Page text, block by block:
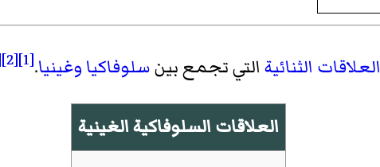
العلاقات الثنائية التي تجمع بينسلوفاكيا وغينيا.
[1]
[2]
العلاقات السلوفاكية الغينية